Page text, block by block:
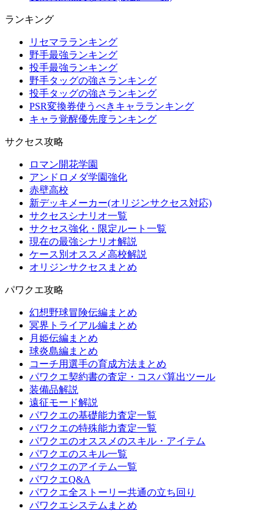
ランキング
リセマラランキング
野手最強ランキング
投手最強ランキング
野手タッグの強さランキング
投手タッグの強さランキング
PSR変換券使うべきキャラランキング
キャラ覚醒優先度ランキング
サクセス攻略
ロマン開花学園
アンドロメダ学園強化
赤壁高校
新デッキメーカー(オリジンサクセス対応)
サクセスシナリオ一覧
サクセス強化・限定ルート一覧
現在の最強シナリオ解説
ケース別オススメ高校解説
オリジンサクセスまとめ
パワクエ攻略
幻想野球冒険伝編まとめ
冥界トライアル編まとめ
月姫伝編まとめ
球炎島編まとめ
コーチ用選手の育成方法まとめ
パワクエ契約書の査定・コスパ算出ツール
装備品解説
遠征モード解説
パワクエの基礎能力査定一覧
パワクエの特殊能力査定一覧
パワクエのオススメのスキル・アイテム
パワクエのスキル一覧
パワクエのアイテム一覧
パワクエQ&A
パワクエ全ストーリー共通の立ち回り
パワクエシステムまとめ